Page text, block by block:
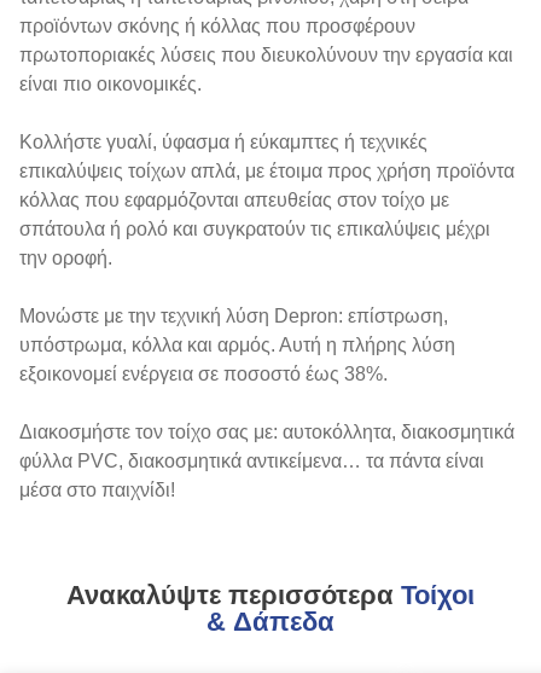
προϊόντων σκόνης ή κόλλας που προσφέρουν
πρωτοποριακές λύσεις που διευκολύνουν την εργασία και
είναι πιο οικονομικές.
Κολλήστε γυαλί, ύφασμα ή εύκαμπτες ή τεχνικές
επικαλύψεις τοίχων απλά, με έτοιμα προς χρήση προϊόντα
κόλλας που εφαρμόζονται απευθείας στον τοίχο με
σπάτουλα ή ρολό και συγκρατούν τις επικαλύψεις μέχρι
την οροφή.
Μονώστε με την τεχνική λύση Depron: επίστρωση,
υπόστρωμα, κόλλα και αρμός. Αυτή η πλήρης λύση
εξοικονομεί ενέργεια σε ποσοστό έως 38%.
Διακοσμήστε τον τοίχο σας με: αυτοκόλλητα, διακοσμητικά
φύλλα PVC, διακοσμητικά αντικείμενα… τα πάντα είναι
μέσα στο παιχνίδι!
Ανακαλύψτε περισσότερα Τοίχοι
& Δάπεδα